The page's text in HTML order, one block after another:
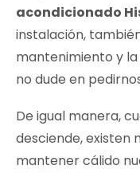
acondicionado
instalación,
mantenimiento y
no dude en
De igual manera,
desciende, existen
mantener cálido